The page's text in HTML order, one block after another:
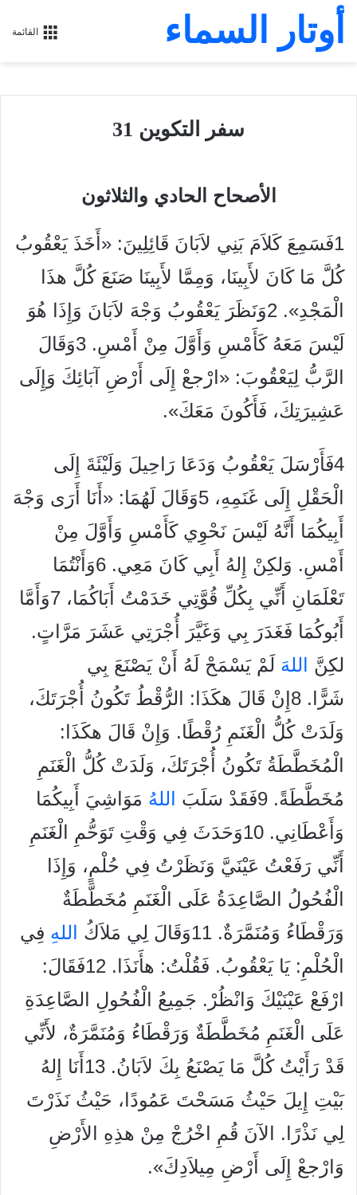
القائمة أوتار السماء
سفر التكوين 31
الأصحاح الحادي والثلاثون
1فَسَمِعَ كَلاَمَ بَنِي لاَبَانَ قَائِلِينَ: «أَخَذَ يَعْقُوبُ
كُلَّ مَا كَانَ لأَبِينَا، وَمِمَّا لأَبِينَا صَنَعَ كُلَّ هذَا
الْمَجْدِ». 2وَنَظَرَ يَعْقُوبُ وَجْهَ لاَبَانَ وَإِذَا هُوَ
لَيْسَ مَعَهُ كَأَمْسِ وَأَوَّلَ مِنْ أَمْسِ. 3وَقَالَ
الرَّبُّ لِيَعْقُوبَ: «ارْجعْ إِلَى أَرْضِ آبَائِكَ وَإِلَى
عَشِيرَتِكَ، فَأَكُونَ مَعَكَ».
4فَأَرْسَلَ يَعْقُوبُ وَدَعَا رَاحِيلَ وَلَيْئَةَ إِلَى
الْحَقْلِ إِلَى غَنَمِهِ، 5وَقَالَ لَهُمَا: «أَنَا أَرَى وَجْهَ
أَبِيكُمَا أَنَّهُ لَيْسَ نَحْوِي كَأَمْسِ وَأَوَّلَ مِنْ
أَمْسِ. وَلكِنْ إِلهُ أَبِي كَانَ مَعِي. 6وَأَنْتُمَا
تَعْلَمَانِ أَنِّي بِكُلِّ قُوَّتِي خَدَمْتُ أَبَاكُمَا، 7وَأَمَّا
أَبُوكُمَا فَغَدَرَ بِي وَغَيَّرَ أُجْرَتِي عَشَرَ مَرَّاتٍ.
لكِنَّ
الله َ لَمْ يَسْمَحْ لَهُ أَنْ يَصْنَعَ بِي
شَرًّا. 8إِنْ قَالَ هكَذَا: الرُّقْطُ تَكُونُ أُجْرَتَكَ،
وَلَدَتْ كُلُّ الْغَنَمِ رُقْطًا. وَإِنْ قَالَ هكَذَا:
الْمُخَطَّطَةُ تَكُونُ أُجْرَتَكَ، وَلَدَتْ كُلُّ الْغَنَمِ
مُخَطَّطَةً. 9فَقَدْ سَلَبَ
الله ُ مَوَاشِيَ أَبِيكُمَا
وَأَعْطَانِي. 10وَحَدَثَ فِي وَقْتِ تَوَحُّمِ الْغَنَمِ
أَنِّي رَفَعْتُ عَيْنَيَّ وَنَظَرْتُ فِي حُلْمٍ، وَإِذَا
الْفُحُولُ الصَّاعِدَةُ عَلَى الْغَنَمِ مُخَطَّطَةٌ
وَرَقْطَاءُ وَمُنَمَّرَةٌ. 11وَقَالَ لِي مَلاَكُ
الله ِ فِي
الْحُلْمِ: يَا يَعْقُوبُ. فَقُلْتُ: هأَنَذَا. 12فَقَالَ:
ارْفَعْ عَيْنَيْكَ وَانْظُرْ. جَمِيعُ الْفُحُولِ الصَّاعِدَةِ
عَلَى الْغَنَمِ مُخَطَّطَةٌ وَرَقْطَاءُ وَمُنَمَّرَةٌ، لأَنِّي
قَدْ رَأَيْتُ كُلَّ مَا يَصْنَعُ بِكَ لاَبَانُ. 13أَنَا إِلهُ
بَيْتِ إِيلَ حَيْثُ مَسَحْتَ عَمُودًا، حَيْثُ نَذَرْتَ
لِي نَذْرًا. الآنَ قُمِ اخْرُجْ مِنْ هذِهِ الأَرْضِ
وَارْجعْ إِلَى أَرْضِ مِيلاَدِكَ».